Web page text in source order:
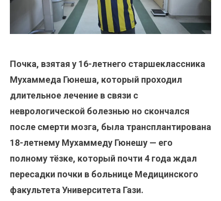
Почка, взятая у 16-летнего старшеклассника
Мухаммеда Гюнеша, который проходил
длительное лечение в связи с
неврологической болезнью но скончался
после смерти мозга, была трансплантирована
18-летнему Мухаммеду Гюнешу — его
полному тёзке, который почти 4 года ждал
пересадки почки в больнице Медицинского
факультета Университета Гази.